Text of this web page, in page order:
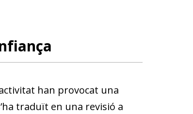
han provocat una
traduït en una revisió a